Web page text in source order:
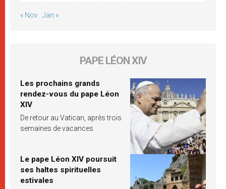
« Nov Jan »
PAPE LÉON XIV
Les prochains grands
rendez-vous du pape Léon
XIV
De retour au Vatican, après trois
semaines de vacances
Le pape Léon XIV poursuit
ses haltes spirituelles
estivales